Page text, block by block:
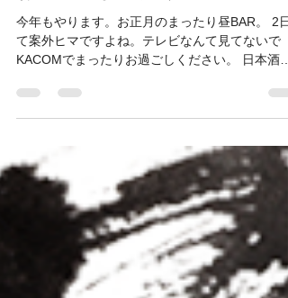
イベントニュース
KACOMでまったりお過ごしください。 日本酒も
ワインもビールもあります。軽いおつまみをご用
意します。 1/2〜4は、同時にイマタニタカコの
展もやってますのでよろしければ。 2026年1月2
（金）12:00〜16:00 お待ちしております！